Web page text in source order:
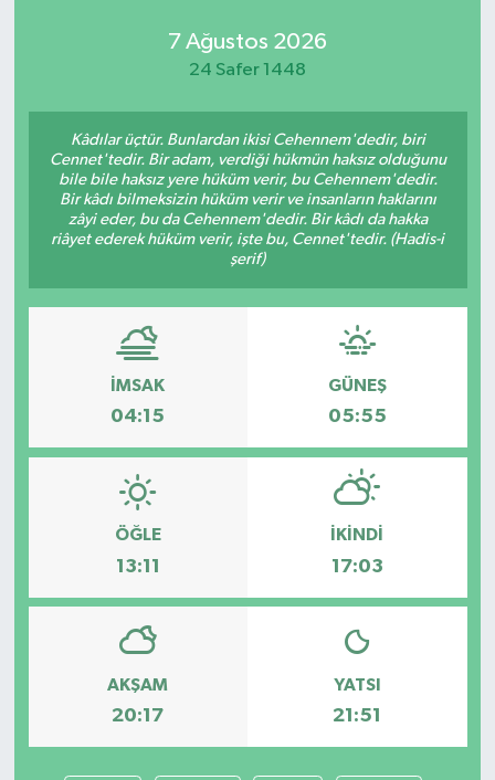
7 Ağustos 2026
24 Safer 1448
Kâdılar üçtür. Bunlardan ikisi Cehennem'dedir, biri
Cennet'tedir. Bir adam, verdiği hükmün haksız olduğunu
bile bile haksız yere hüküm verir, bu Cehennem'dedir.
Bir kâdı bilmeksizin hüküm verir ve insanların haklarını
zâyi eder, bu da Cehennem'dedir. Bir kâdı da hakka
riâyet ederek hüküm verir, işte bu, Cennet'tedir. (Hadis-i
şerif)
İMSAK
04:15
GÜNEŞ
05:55
ÖĞLE
13:11
İKINDI
17:03
AKŞAM
20:17
YATSI
21:51